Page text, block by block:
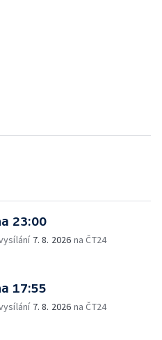
23:00
7. 8. 2026 na ČT24
17:55
7. 8. 2026 na ČT24